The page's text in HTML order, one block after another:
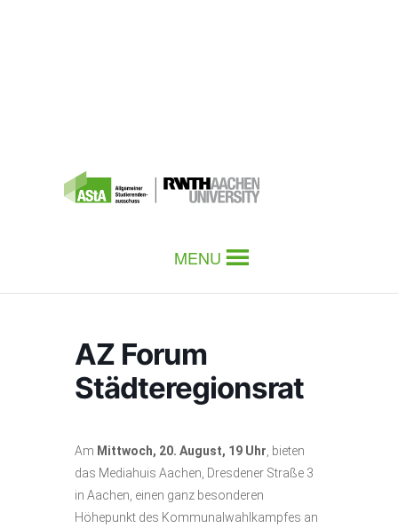
MENU
AZ Forum
Städteregionsrat
Am Mittwoch, 20. August, 19 Uhr , bieten
das Mediahuis Aachen, Dresdener Straße 3
in Aachen, einen ganz besonderen
Höhepunkt des Kommunalwahlkampfes an